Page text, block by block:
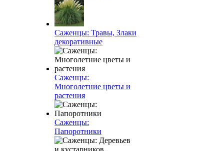
Саженцы: Травы, Злаки
декоративные
Саженцы:
Многолетние цветы и
растения
Саженцы:
Папоротники